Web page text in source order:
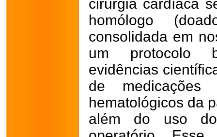
cirurgia cardíaca
homólogo
consolidada em
um protocolo
evidências
de medicações
hematológicos da
além do uso